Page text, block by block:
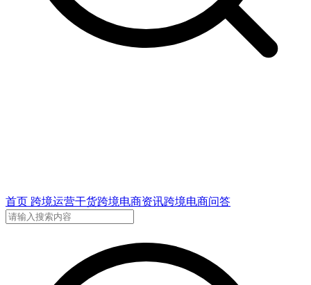
首页 跨境运营干货跨境电商资讯跨境电商问答